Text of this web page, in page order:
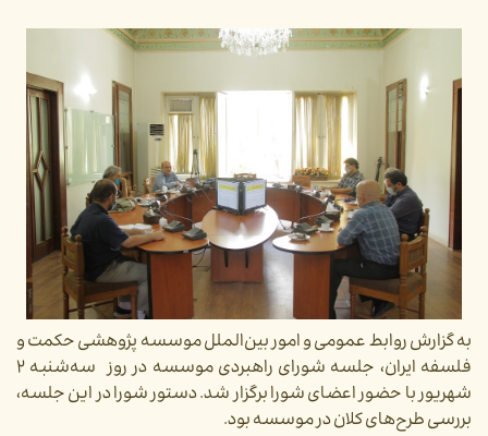
به گزارش روابط عمومی و امور بین‎‌‌الملل موسسه پژوهشی حکمت و
فلسفه ایران، جلسه شورای راهبردی موسسه در روز سه‌شنبه ۲
شهریور با حضور اعضای شورا برگزار شد. دستور شورا در این جلسه،
بررسی طرح‌های کلان در موسسه بود.